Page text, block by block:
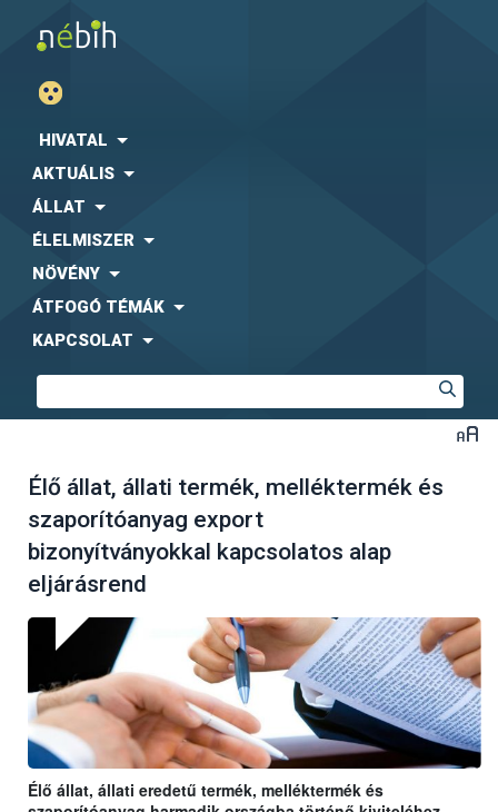
HIVATAL
AKTUÁLIS
ÁLLAT
ÉLELMISZER
NÖVÉNY
ÁTFOGÓ TÉMÁK
KAPCSOLAT
Élő állat, állati termék, melléktermék és
szaporítóanyag export
bizonyítványokkal kapcsolatos alap
eljárásrend
Élő állat, állati eredetű termék, melléktermék és